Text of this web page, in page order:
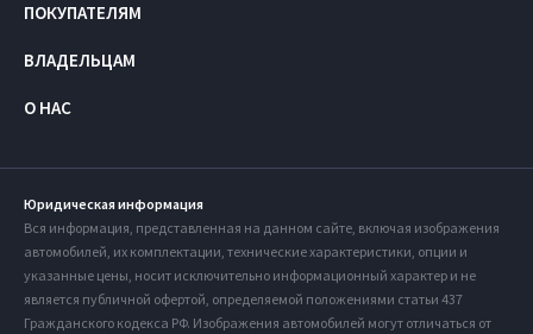
ПОКУПАТЕЛЯМ
ВЛАДЕЛЬЦАМ
О НАС
Юридическая информация
Вся информация, представленная на данном сайте, включая изображения
автомобилей, их комплектации, технические характеристики, опции и
указанные цены, носит исключительно информационный характер и не
является публичной офертой, определяемой положениями статьи 437
Гражданского кодекса РФ. Изображения автомобилей могут отличаться от